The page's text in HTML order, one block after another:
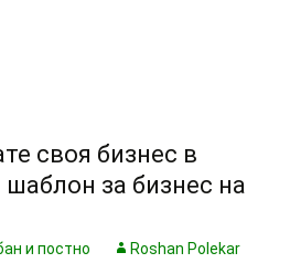
своя бизнес в
за бизнес на
и постно Roshan Polekar